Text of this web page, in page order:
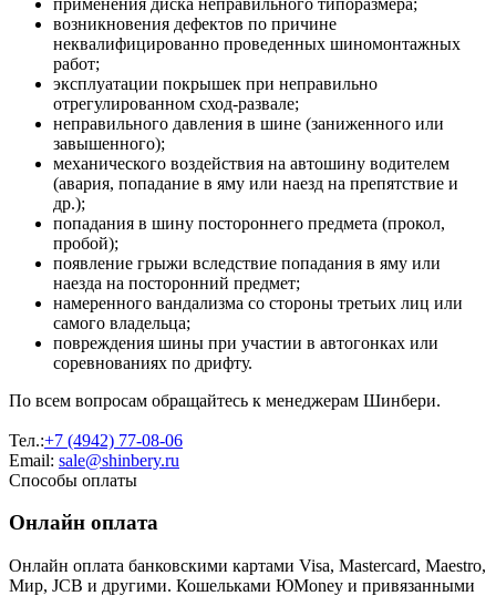
возникновения дефектов по причине
неквалифицированно проведенных шиномонтажных
работ;
эксплуатации покрышек при неправильно
отрегулированном сход-развале;
неправильного давления в шине (заниженного или
завышенного);
механического воздействия на автошину водителем
(авария, попадание в яму или наезд на препятствие и
др.);
попадания в шину постороннего предмета (прокол,
пробой);
появление грыжи вследствие попадания в яму или
наезда на посторонний предмет;
намеренного вандализма со стороны третьих лиц или
самого владельца;
повреждения шины при участии в автогонках или
соревнованиях по дрифту.
По всем вопросам обращайтесь к менеджерам Шинбери.
Тел.:+7 (4942) 77-08-06
Email: sale@shinbery.ru
Способы оплаты
Онлайн оплата
Онлайн оплата банковскими картами Visa, Mastercard, Maestro,
Мир, JCB и другими. Кошельками ЮMoney и привязанными